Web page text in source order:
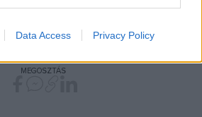
including authentication
fraud prevention, and other
Data Access Privacy Policy
MEGOSZTÁS